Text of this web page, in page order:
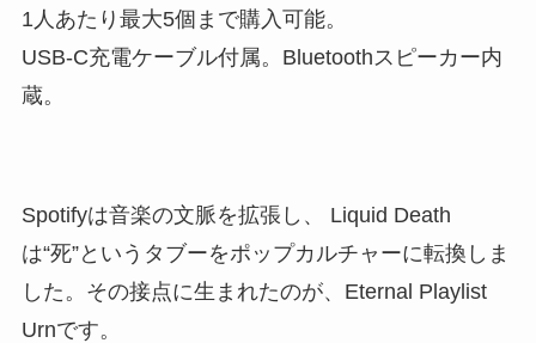
1人あたり最大5個まで購入可能。
USB-C充電ケーブル付属。Bluetoothスピーカー内
蔵。
Spotifyは音楽の文脈を拡張し、 Liquid Death
は“死”というタブーをポップカルチャーに転換しま
した。その接点に生まれたのが、Eternal Playlist
Urnです。